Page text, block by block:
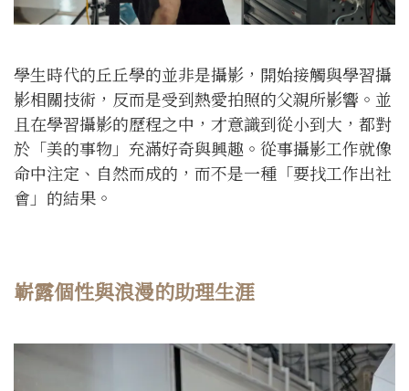
學生時代的丘丘學的並非是攝影，開始接觸與學習攝
影相關技術，反而是受到熱愛拍照的父親所影響。並
且在學習攝影的歷程之中，才意識到從小到大，都對
於「美的事物」充滿好奇與興趣。從事攝影工作就像
命中注定、自然而成的，而不是一種「要找工作出社
會」的結果。
嶄露個性與浪漫的助理生涯